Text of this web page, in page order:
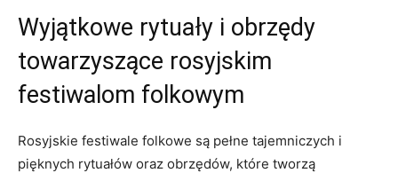
Wyjątkowe rytuały⁢ i obrzędy
‌towarzyszące rosyjskim
festiwalom folkowym
Rosyjskie festiwale ‌folkowe są pełne ⁣tajemniczych ‍i
pięknych rytuałów oraz‌ obrzędów, które⁢ tworzą